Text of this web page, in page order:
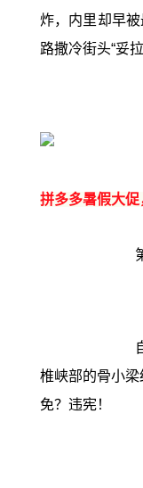
炸，内里却早
路撒冷街头“妥
拼多多暑假大
椎峡部的骨小
免？违宪！